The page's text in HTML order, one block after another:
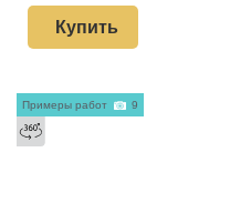
Купить
Примеры работ 9